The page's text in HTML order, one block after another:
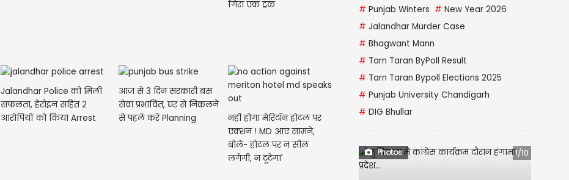
गिरा एक ट्रक
Jalandhar Police को मिली
सफलता, हेरोइन सहित 2
आरोपियों को किया Arrest
आज से 3 दिन सरकारी बस
सेवा प्रभावित, घर से निकलने
से पहले करें Planning
नहीं होगा मेरिटॉन होटल पर
एक्शन ! MD आए सामने,
बोले- होटल पर न सील
लगेगी, न टूटेगा'
# Punjab Winters # New Year 2026
# Jalandhar Murder Case
# Bhagwant Mann
# Tarn Taran ByPoll Result
# Tarn Taran Bypoll Elections 2025
# Punjab University Chandigarh
# DIG Bhullar
Photos 1/10